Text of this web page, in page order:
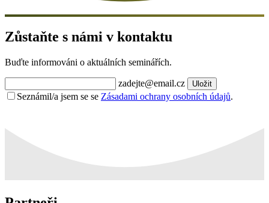
Zůstaňte s námi v kontaktu
Buďte informováni o aktuálních seminářích.
zadejte@email.cz Uložit
Seznámil/a jsem se se Zásadami ochrany osobních údajů.